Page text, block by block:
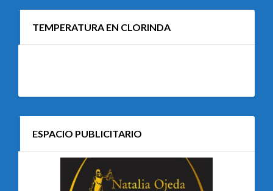
TEMPERATURA EN CLORINDA
ESPACIO PUBLICITARIO